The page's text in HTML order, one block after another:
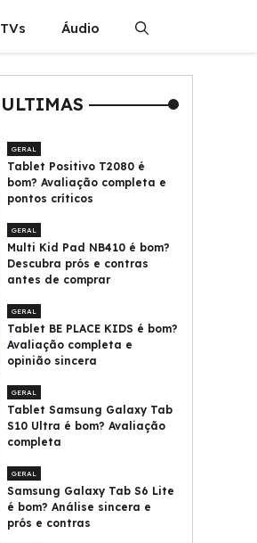
TVs Áudio
ULTIMAS
GERAL
Tablet Positivo T2080 é
bom? Avaliação completa e
pontos críticos
GERAL
Multi Kid Pad NB410 é bom?
Descubra prós e contras
antes de comprar
GERAL
Tablet BE PLACE KIDS é bom?
Avaliação completa e
opinião sincera
GERAL
Tablet Samsung Galaxy Tab
S10 Ultra é bom? Avaliação
completa
GERAL
Samsung Galaxy Tab S6 Lite
é bom? Análise sincera e
prós e contras